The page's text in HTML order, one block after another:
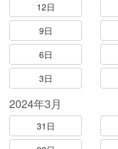
12日
9日
6日
3日
2024年3月
31日